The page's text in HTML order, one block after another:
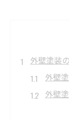
外壁塗装
外壁
外壁
外壁